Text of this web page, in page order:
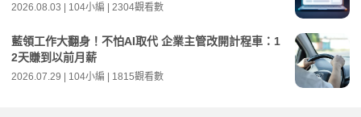
2026.08.03 | 104小編 | 2304觀看數
藍領工作大翻身！不怕AI取代 企業主管改開計程車：1
2天賺到以前月薪
2026.07.29 | 104小編 | 1815觀看數